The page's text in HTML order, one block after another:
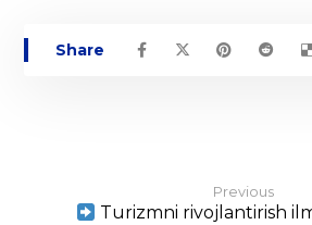
Previous
Turizmni rivojlantirish